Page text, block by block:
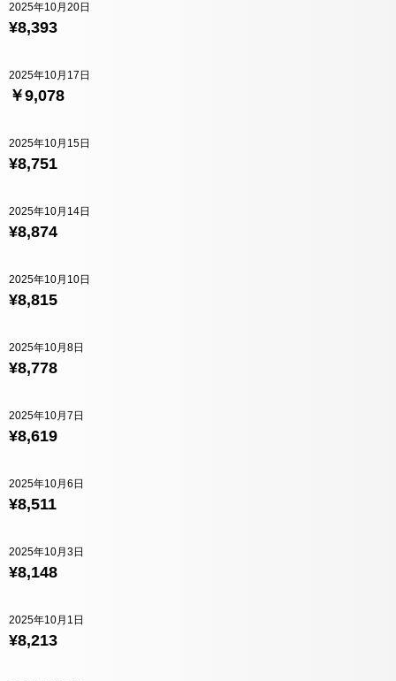
¥8,393
2025年10月20日
￥9,078
2025年10月17日
¥8,751
2025年10月15日
¥8,874
2025年10月14日
¥8,815
2025年10月10日
¥8,778
2025年10月8日
¥8,619
2025年10月7日
¥8,511
2025年10月6日
¥8,148
2025年10月3日
¥8,213
2025年10月1日